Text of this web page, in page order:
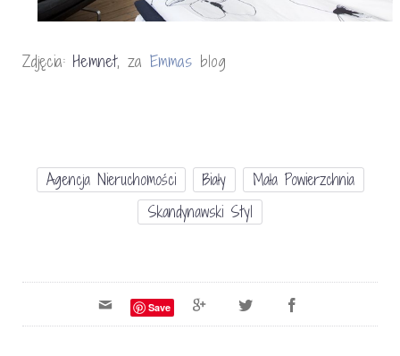
Zdjęcia: Hemnet, za Emmas blog
Agencja Nieruchomości Biały
Mała Powierzchnia
Skandynawski Styl
Save